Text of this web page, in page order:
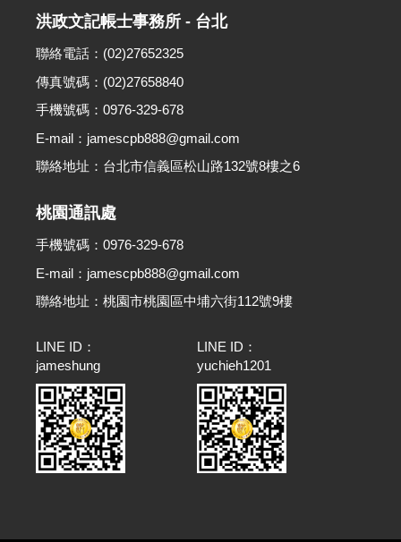
洪政文記帳士事務所 - 台北
聯絡電話：(02)27652325
傳真號碼：(02)27658840
手機號碼：0976-329-678
E-mail：jamescpb888@gmail.com
聯絡地址：台北市信義區松山路132號8樓之6
桃園通訊處
手機號碼：0976-329-678
E-mail：jamescpb888@gmail.com
聯絡地址：桃園市桃園區中埔六街112號9樓
LINE ID：
jameshung
LINE ID：
yuchieh1201